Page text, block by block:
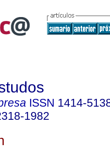
ISSN 1414-
1982